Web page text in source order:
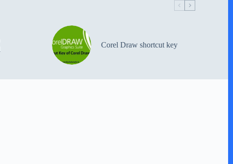
Corel Draw shortcut key